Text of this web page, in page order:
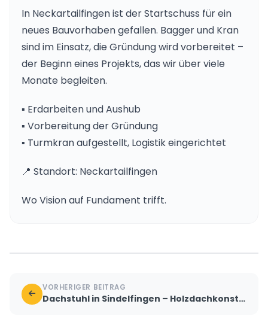
In Neckartailfingen ist der Startschuss für ein
neues Bauvorhaben gefallen. Bagger und Kran
sind im Einsatz, die Gründung wird vorbereitet –
der Beginn eines Projekts, das wir über viele
Monate begleiten.
▪️ Erdarbeiten und Aushub
▪️ Vorbereitung der Gründung
▪️ Turmkran aufgestellt, Logistik eingerichtet
📍 Standort: Neckartailfingen
Wo Vision auf Fundament trifft.
VORHERIGER BEITRAG
Dachstuhl in Sindelfingen – Holzdachkonstruktion von oben